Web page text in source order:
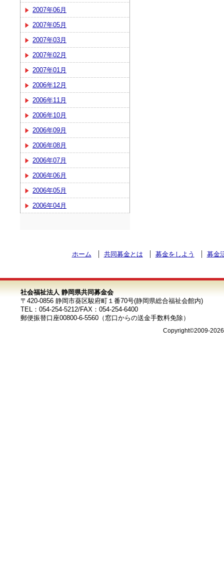
2007年06月
2007年05月
2007年03月
2007年02月
2007年01月
2006年12月
2006年11月
2006年10月
2006年09月
2006年08月
2006年07月
2006年06月
2006年05月
2006年04月
ホーム 共同募金とは 募金をしよう 募金
社会福祉法人 静岡県共同募金会
〒420-0856 静岡市葵区駿府町１番70号(静岡県総合福祉会館内)
TEL：054-254-5212/FAX：054-254-6400
郵便振替口座00800-6-5560（窓口からの送金手数料免除）
Copyright©2009-